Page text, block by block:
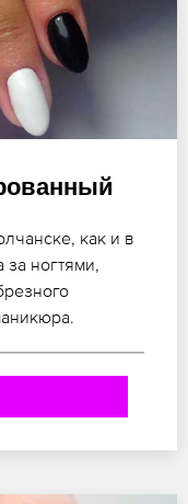
как и в
за ногтями,